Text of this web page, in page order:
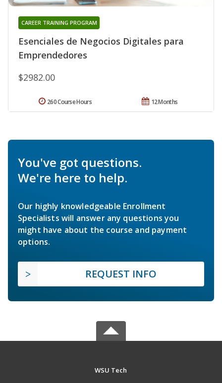
Esenciales de Negocios Digitales para
Emprendedores
CAREER TRAINING PROGRAM
$2982.00
12 Months
260 Course Hours
You've got questions.
We're here to help.
Our highly knowledgeable Enrollment
Specialists will answer any questions you
might have about the course and payment
options.
REQUEST INFO
WSU Tech